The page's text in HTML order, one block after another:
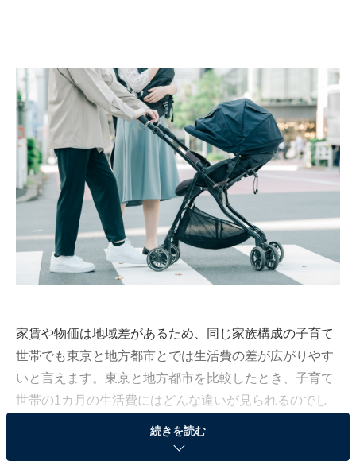
家賃や物価は地域差があるため、同じ家族構成の子育て
世帯でも東京と地方都市とでは生活費の差が広がりやす
いと言えます。東京と地方都市を比較したとき、子育て
世帯の1カ月の生活費にはどんな違いが見られるのでし
続きを読む